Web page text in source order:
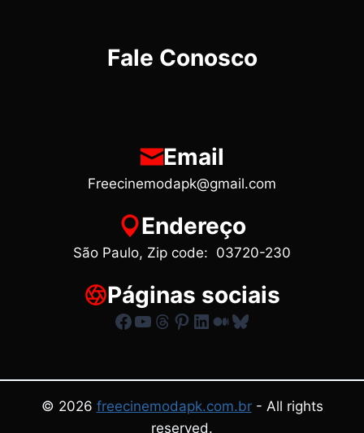
Fale Conosco
Email
Freecinemodapk@gmail.com
Endereço
São Paulo, Zip code: 03720-230
Páginas sociais
Facebook
Youtube
Threads
Pinterest
LinkedIn
Medium
Bluesky
© 2026 freecinemodapk.com.br- All rights
reserved.